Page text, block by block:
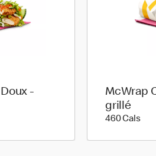
-
McWrap
grillé
460 Cals460